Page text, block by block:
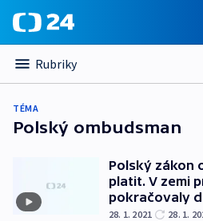
Rubriky
TÉMA
Polský ombudsman
Polský zákon
platit. V zemi
pokračovaly
28. 1. 2021 28. 1.